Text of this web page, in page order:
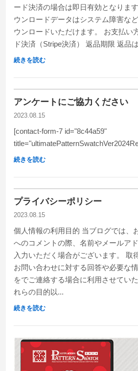
ード決済の場合は即日有効となりま
ウンロードデータはシステム障害な
ウンロードいただけます。 お支払い
ド決済（Stripe決済） 返品期限 返品は
続きを読む
アンケートにご協力ください
2023.08.15
[contact-form-7 id="8c44a59"
続きを読む
プライバシーポリシー
2023.08.15
個人情報の利用目的 当ブログでは、
へのコメントの際、名前やメールア
入力いただく場合がございます。 取
お問い合わせに対する回答や必要な
をでご連絡する場合に利用させてい
れらの目的以...
続きを読む